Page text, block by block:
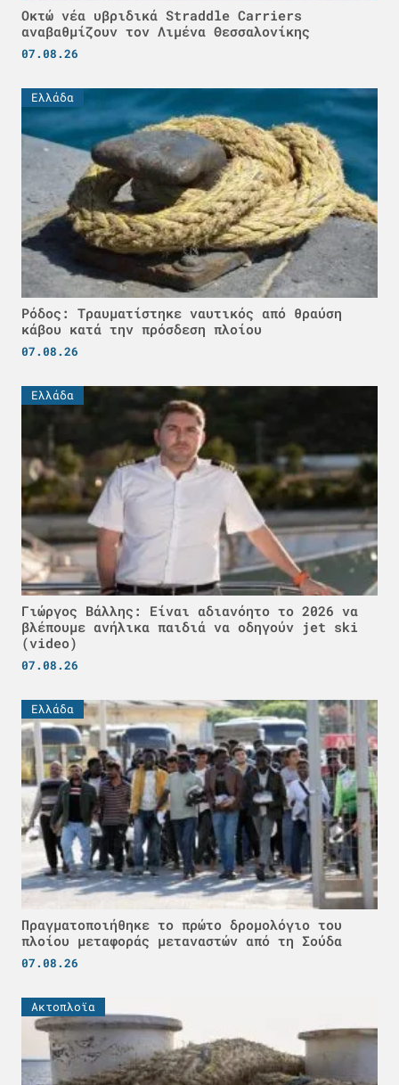
Οκτώ νέα υβριδικά Straddle Carriers
αναβαθμίζουν τον Λιμένα Θεσσαλονίκης
07.08.26
Ελλάδα
Ρόδος: Τραυματίστηκε ναυτικός από θραύση
κάβου κατά την πρόσδεση πλοίου
07.08.26
Ελλάδα
Γιώργος Βάλλης: Είναι αδιανόητο το 2026 να
βλέπουμε ανήλικα παιδιά να οδηγούν jet ski
(video)
07.08.26
Ελλάδα
Πραγματοποιήθηκε το πρώτο δρομολόγιο του
πλοίου μεταφοράς μεταναστών από τη Σούδα
07.08.26
Ακτοπλοϊα